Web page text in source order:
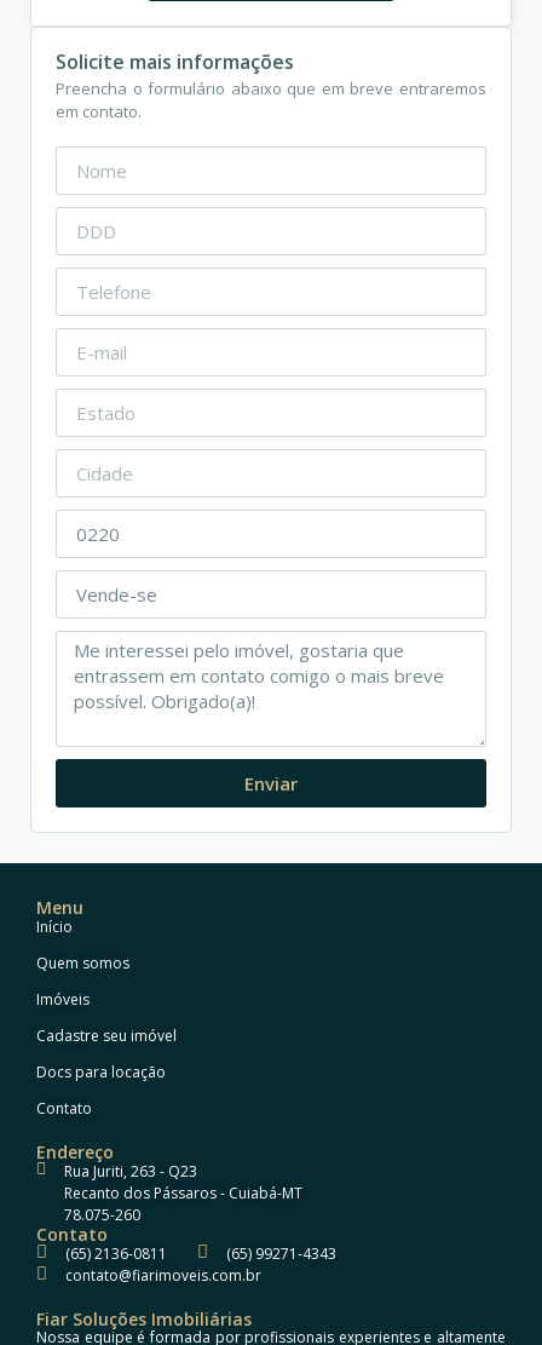
Solicite mais informações
Preencha o formulário abaixo que em breve entraremos
em contato.
Enviar
Menu
Início
Quem somos
Imóveis
Cadastre seu imóvel
Docs para locação
Contato
Endereço
Rua Juriti, 263 - Q23
Recanto dos Pássaros - Cuiabá-MT
78.075-260
Contato
(65) 2136-0811
(65) 99271-4343
contato@fiarimoveis.com.br
Fiar Soluções Imobiliárias
Nossa equipe é formada por profissionais experientes e altamente